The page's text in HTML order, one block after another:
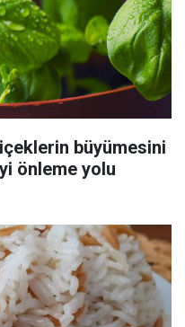
büyümesini
önleme yolu